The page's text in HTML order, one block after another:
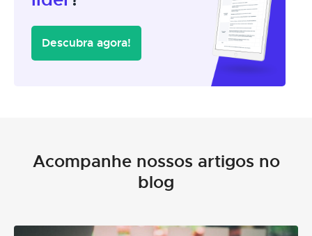
Descubra agora!
Acompanhe nossos artigos no
blog